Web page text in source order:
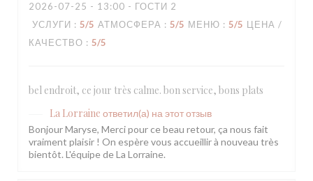
2026-07-25 - 13:00 - ГОСТИ 2
УСЛУГИ : 5/5 АТМОСФЕРА : 5/5 МЕНЮ : 5/5 ЦЕНА /
КАЧЕСТВО : 5/5
bel endroit, ce jour très calme. bon service, bons plats
La Lorraine ответил(а) на этот отзыв
Bonjour Maryse, Merci pour ce beau retour, ça nous fait
vraiment plaisir ! On espère vous accueillir à nouveau très
bientôt. L'équipe de La Lorraine.